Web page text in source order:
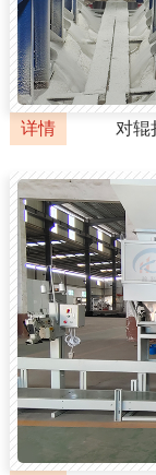
详情 对辊